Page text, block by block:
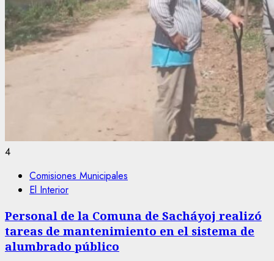
4
Comisiones Municipales
El Interior
Personal de la Comuna de Sacháyoj realizó
tareas de mantenimiento en el sistema de
alumbrado público